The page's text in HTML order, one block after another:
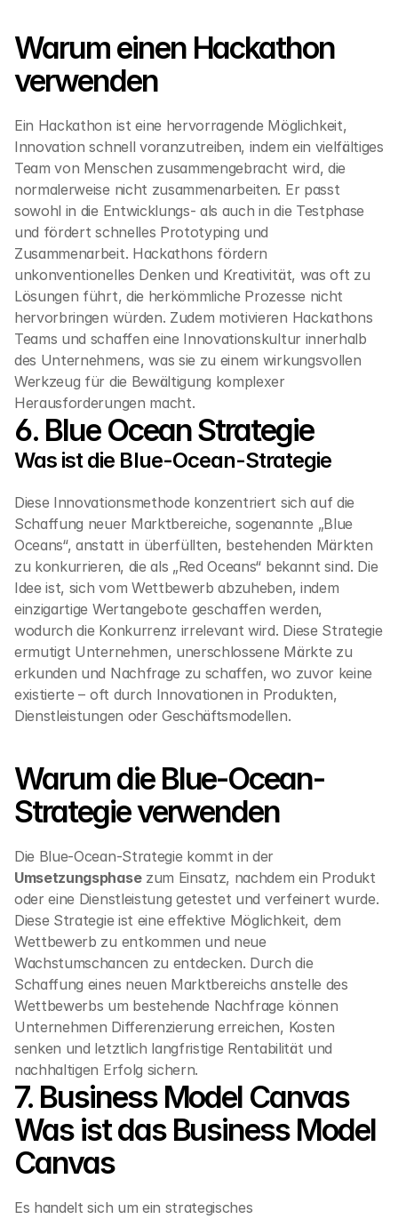
Warum einen Hackathon
verwenden
Ein Hackathon ist eine hervorragende Möglichkeit,
Innovation schnell voranzutreiben, indem ein vielfältiges
Team von Menschen zusammengebracht wird, die
normalerweise nicht zusammenarbeiten. Er passt
sowohl in die Entwicklungs- als auch in die Testphase
und fördert schnelles Prototyping und
Zusammenarbeit. Hackathons fördern
unkonventionelles Denken und Kreativität, was oft zu
Lösungen führt, die herkömmliche Prozesse nicht
hervorbringen würden. Zudem motivieren Hackathons
Teams und schaffen eine Innovationskultur innerhalb
des Unternehmens, was sie zu einem wirkungsvollen
Werkzeug für die Bewältigung komplexer
Herausforderungen macht.
6. Blue Ocean Strategie
Was ist die Blue-Ocean-Strategie
Diese Innovationsmethode konzentriert sich auf die
Schaffung neuer Marktbereiche, sogenannte „Blue
Oceans“, anstatt in überfüllten, bestehenden Märkten
zu konkurrieren, die als „Red Oceans“ bekannt sind. Die
Idee ist, sich vom Wettbewerb abzuheben, indem
einzigartige Wertangebote geschaffen werden,
wodurch die Konkurrenz irrelevant wird. Diese Strategie
ermutigt Unternehmen, unerschlossene Märkte zu
erkunden und Nachfrage zu schaffen, wo zuvor keine
existierte – oft durch Innovationen in Produkten,
Dienstleistungen oder Geschäftsmodellen.
Warum die Blue-Ocean-
Strategie verwenden
Umsetzungsphase zum Einsatz, nachdem ein Produkt
oder eine Dienstleistung getestet und verfeinert wurde.
Diese Strategie ist eine effektive Möglichkeit, dem
Wettbewerb zu entkommen und neue
Wachstumschancen zu entdecken. Durch die
Schaffung eines neuen Marktbereichs anstelle des
Wettbewerbs um bestehende Nachfrage können
Unternehmen Differenzierung erreichen, Kosten
senken und letztlich langfristige Rentabilität und
nachhaltigen Erfolg sichern.
7. Business Model Canvas
Was ist das Business Model
Canvas
Es handelt sich um ein strategisches